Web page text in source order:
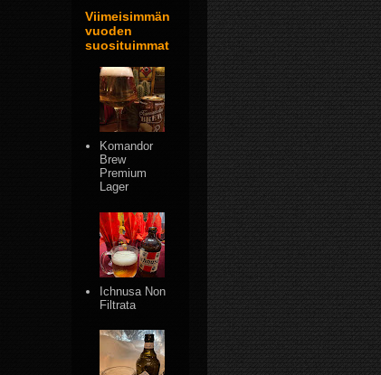
Viimeisimmän
vuoden
suosituimmat
Komandor
Brew
Premium
Lager
Ichnusa Non
Filtrata